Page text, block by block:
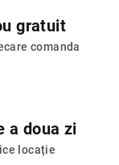
gratuit
comanda
a doua zi
locație